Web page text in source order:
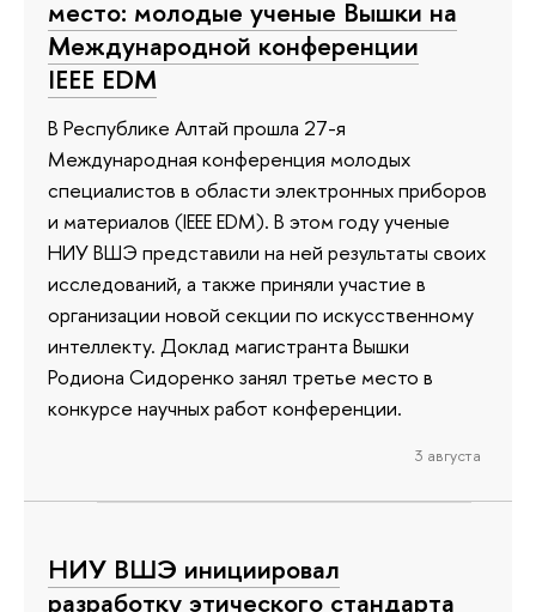
место: молодые ученые Вышки на
Международной конференции
IEEE EDM
В Республике Алтай прошла 27-я
Международная конференция молодых
специалистов в области электронных приборов
и материалов (IEEE EDM). В этом году ученые
НИУ ВШЭ представили на ней результаты своих
исследований, а также приняли участие в
организации новой секции по искусственному
интеллекту. Доклад магистранта Вышки
Родиона Сидоренко занял третье место в
конкурсе научных работ конференции.
3 августа
НИУ ВШЭ инициировал
разработку этического стандарта